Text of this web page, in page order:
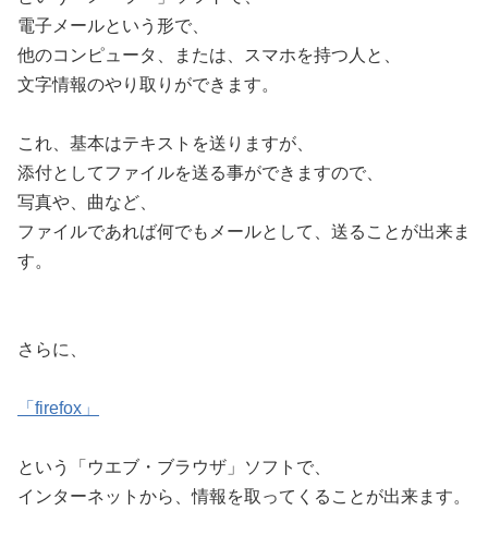
電子メールという形で、
他のコンピュータ、または、スマホを持つ人と、
文字情報のやり取りができます。
これ、基本はテキストを送りますが、
添付としてファイルを送る事ができますので、
写真や、曲など、
ファイルであれば何でもメールとして、送ることが出来ま
す。
さらに、
「firefox」
という「ウエブ・ブラウザ」ソフトで、
インターネットから、情報を取ってくることが出来ます。